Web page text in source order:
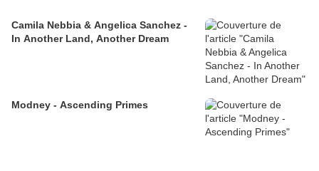
Camila Nebbia & Angelica Sanchez -
In Another Land, Another Dream
Modney - Ascending Primes